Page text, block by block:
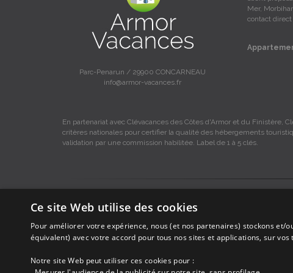
Parc-Penarun / 29900 CONCARNEAU
info@armor-vacances.fr
Mer,
contact
En partenariat avec Clévacances des Côtes d'Armor et du Finistère,
critères nationales pour certifier la qualité des hébergements
validation par une commission habilitée. Label de 1 à 5 clés.
Armor-vacances.
Armor-vacances n'est pas un organisme et ne touche aucune
Ce site Web utilise des cookies
Pour améliorer votre expérience, nous (et nos partenaires) stockons et/
équivalent) avec votre accord pour tous nos sites et applications, sur vos
Notre site Web peut utiliser ces cookies pour :